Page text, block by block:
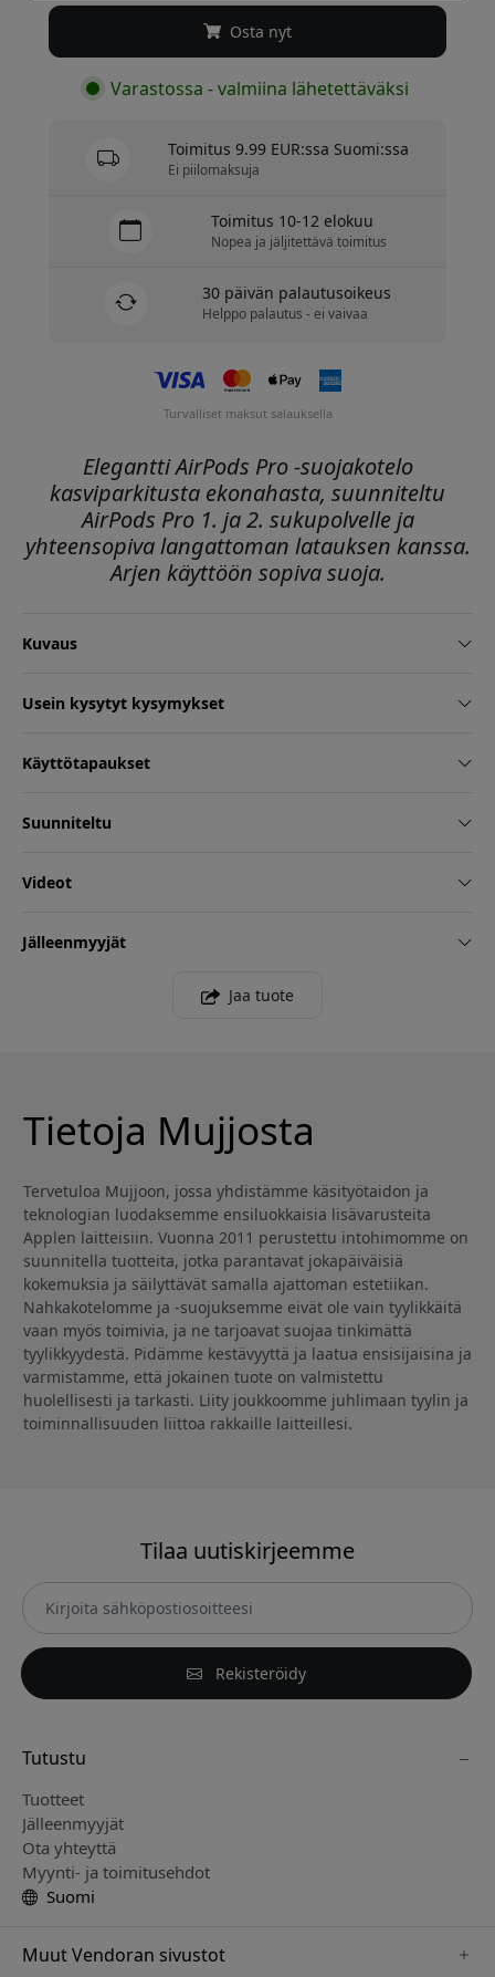
Osta nyt
Varastossa - valmiina lähetettäväksi
Toimitus 9.99 EUR:ssa Suomi:ssa
Ei piilomaksuja
Toimitus 10-12 elokuu
Nopea ja jäljitettävä toimitus
30 päivän palautusoikeus
Helppo palautus - ei vaivaa
Turvalliset maksut salauksella
Elegantti AirPods Pro -suojakotelo
kasviparkitusta ekonahasta, suunniteltu
AirPods Pro 1. ja 2. sukupolvelle ja
yhteensopiva langattoman latauksen kanssa.
Arjen käyttöön sopiva suoja.
Kuvaus
Usein kysytyt kysymykset
Käyttötapaukset
Suunniteltu
Videot
Jälleenmyyjät
Jaa tuote
Tietoja Mujjosta
Tervetuloa Mujjoon, jossa yhdistämme käsityötaidon ja
teknologian luodaksemme ensiluokkaisia lisävarusteita
Applen laitteisiin. Vuonna 2011 perustettu intohimomme on
suunnitella tuotteita, jotka parantavat jokapäiväisiä
kokemuksia ja säilyttävät samalla ajattoman estetiikan.
Nahkakotelomme ja -suojuksemme eivät ole vain tyylikkäitä
vaan myös toimivia, ja ne tarjoavat suojaa tinkimättä
tyylikkyydestä. Pidämme kestävyyttä ja laatua ensisijaisina ja
varmistamme, että jokainen tuote on valmistettu
huolellisesti ja tarkasti. Liity joukkoomme juhlimaan tyylin ja
toiminnallisuuden liittoa rakkaille laitteillesi.
Tilaa uutiskirjeemme
Rekisteröidy
Tutustu
Tuotteet
Jälleenmyyjät
Ota yhteyttä
Myynti- ja toimitusehdot
Suomi
Muut Vendoran sivustot